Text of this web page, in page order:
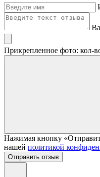
Прикрепленное фото: кол-
Нажимая кнопку
нашей политикой
Отправить отзыв